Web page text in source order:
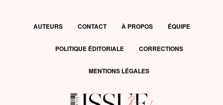
AUTEURS CONTACT À PROPOS ÉQUIPE
POLITIQUE ÉDITORIALE CORRECTIONS
MENTIONS LÉGALES